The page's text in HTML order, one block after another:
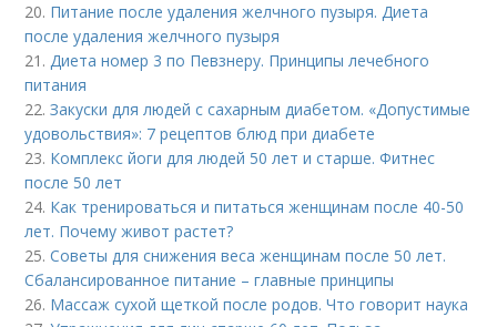
20. Питание после удаления желчного пузыря. Диета
после удаления желчного пузыря
21.Диета номер 3 по Певзнеру. Принципы лечебного
питания
22.Закуски для людей с сахарным диабетом. «Допустимые
удовольствия»: 7 рецептов блюд при диабете
23. Комплекс йоги для людей 50 лет и старше. Фитнес
после 50 лет
24. Как тренироваться и питаться женщинам после 40-50
лет. Почему живот растет?
25.Советы для снижения веса женщинам после 50 лет.
Сбалансированное питание – главные принципы
26. Массаж сухой щеткой после родов. Что говорит наука